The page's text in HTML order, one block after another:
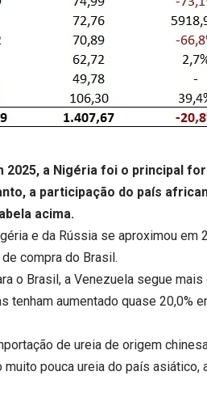
2025, a Nigéria foi o principal
a participação do país
acima.
e da Rússia se aproximou em
compra do Brasil.
o Brasil, a Venezuela segue
tenham aumentado quase 20,0%
de ureia de origem
pouca ureia do país asiático,